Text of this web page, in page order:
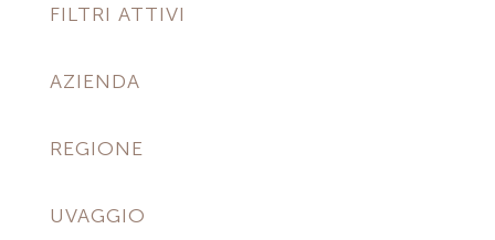
FILTRI ATTIVI
AZIENDA
REGIONE
UVAGGIO